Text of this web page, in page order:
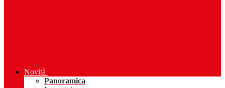
Novità
Panoramica